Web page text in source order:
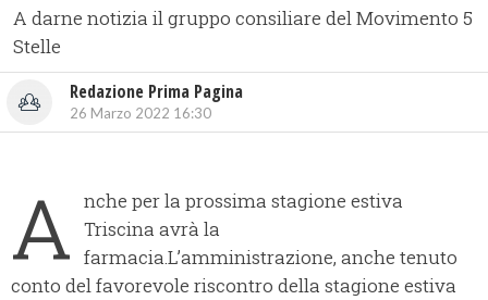
A darne notizia il gruppo consiliare del Movimento 5
Stelle
Redazione Prima Pagina
26 Marzo 2022 16:30
A nche per la prossima stagione estiva
Triscina avrà la
farmacia.L’amministrazione, anche tenuto
conto del favorevole riscontro della stagione estiva